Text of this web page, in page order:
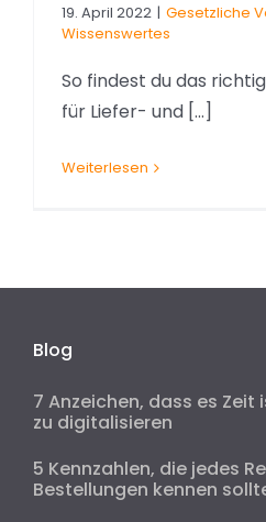
19. April 2022 | Gesetzliche
Wissenswertes
So findest du das
für Liefer- und [...]
Weiterlesen
Blog
7 Anzeichen, dass es Zeit
zu digitalisieren
5 Kennzahlen, die jedes
Bestellungen kennen